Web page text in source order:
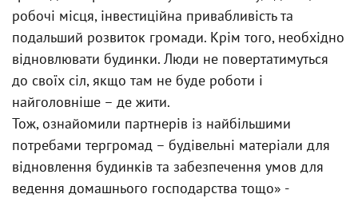
робочі місця, інвестиційна привабливість та
подальший розвиток громади. Крім того, необхідно
відновлювати будинки. Люди не повертатимуться
до своїх сіл, якщо там не буде роботи і
найголовніше – де жити.
Тож, ознайомили партнерів із найбільшими
потребами тергромад – будівельні матеріали для
відновлення будинків та забезпечення умов для
ведення домашнього господарства тощо» -